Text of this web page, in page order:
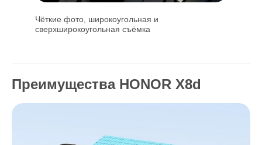
Чёткие фото, широкоугольная и
сверхширокоугольная съёмка
Преимущества HONOR X8d